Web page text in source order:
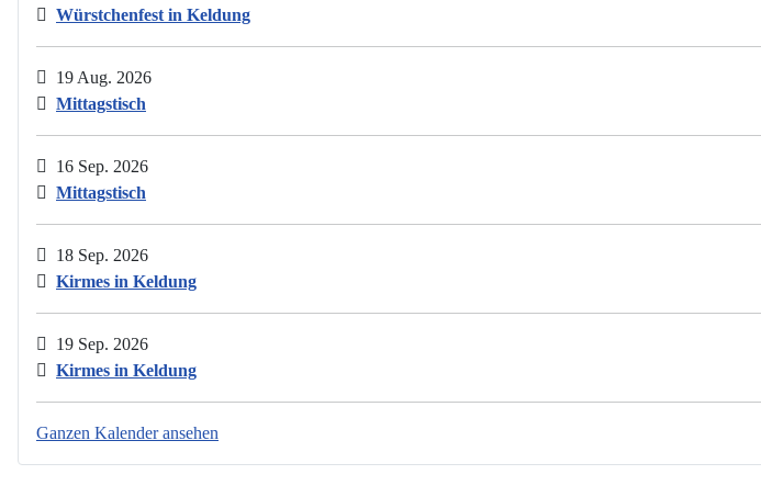
Würstchenfest in Keldung
19 Aug. 2026
Mittagstisch
16 Sep. 2026
Mittagstisch
18 Sep. 2026
Kirmes in Keldung
19 Sep. 2026
Kirmes in Keldung
Ganzen Kalender ansehen